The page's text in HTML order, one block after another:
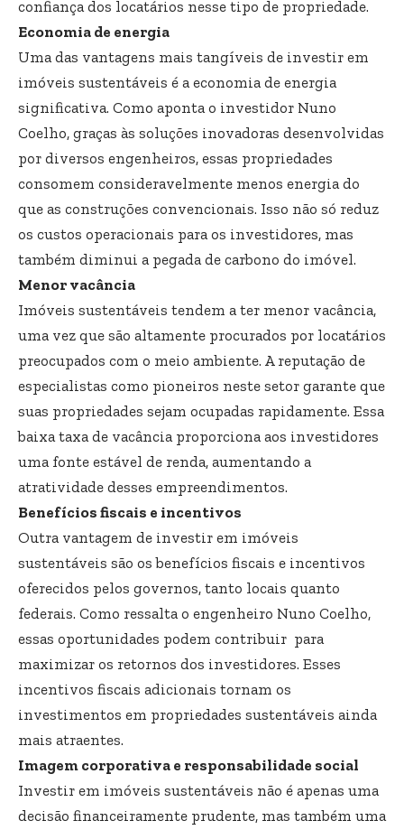
confiança dos locatários nesse tipo de propriedade.
Economia de energia
Uma das vantagens mais tangíveis de investir em
imóveis sustentáveis é a economia de energia
significativa. Como aponta o investidor Nuno
Coelho, graças às soluções inovadoras desenvolvidas
por diversos engenheiros, essas propriedades
consomem consideravelmente menos energia do
que as construções convencionais. Isso não só reduz
os custos operacionais para os investidores, mas
também diminui a pegada de carbono do imóvel.
Menor vacância
Imóveis sustentáveis tendem a ter menor vacância,
uma vez que são altamente procurados por locatários
preocupados com o meio ambiente. A reputação de
especialistas como pioneiros neste setor garante que
suas propriedades sejam ocupadas rapidamente. Essa
baixa taxa de vacância proporciona aos investidores
uma fonte estável de renda, aumentando a
atratividade desses empreendimentos.
Benefícios fiscais e incentivos
Outra vantagem de investir em imóveis
sustentáveis são os benefícios fiscais e incentivos
oferecidos pelos governos, tanto locais quanto
federais. Como ressalta o engenheiro Nuno Coelho,
essas oportunidades podem contribuir para
maximizar os retornos dos investidores. Esses
incentivos fiscais adicionais tornam os
investimentos em propriedades sustentáveis ainda
mais atraentes.
Imagem corporativa e responsabilidade social
Investir em imóveis sustentáveis não é apenas uma
decisão financeiramente prudente, mas também uma